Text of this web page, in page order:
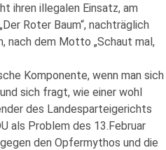
ihren illegalen Einsatz, am
Roter Baum“, nachträglich
nach dem Motto „Schaut mal,
Komponente, wenn man sich
sich fragt, wie einer wohl
des Landesparteigerichts
als Problem des 13.Februar
den Opfermythos und die